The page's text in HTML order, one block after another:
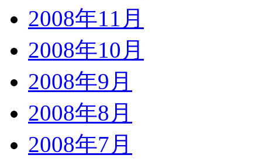
2008年11月
2008年10月
2008年9月
2008年8月
2008年7月